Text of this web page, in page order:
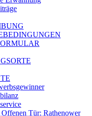
Offenen Tür: Rathenower